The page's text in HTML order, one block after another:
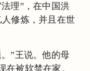
理”，在中国洪
修炼，并且在世
”王说。他的母
在被软禁在家。